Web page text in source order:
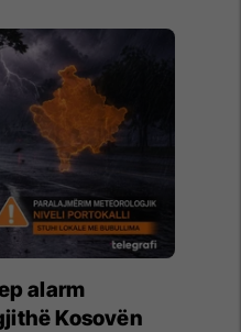
alarm
Kosovën